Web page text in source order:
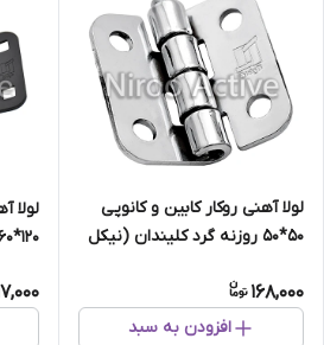
لولا آهنی روکار کابین و کانوپی
۵۰*۵۰ روزنه گرد کلیندان (نیکل
168,000
افزودن به سبد